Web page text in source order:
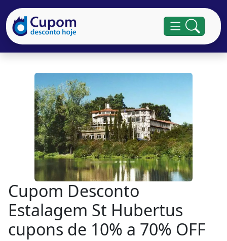
Cupom Desconto
Estalagem St Hubertus
cupons de 10% a 70% OFF